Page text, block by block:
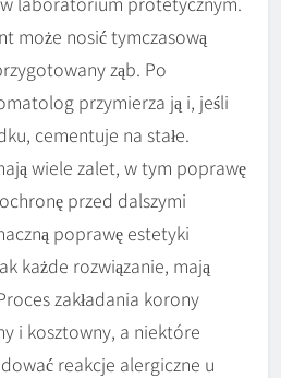
może nosić tymczasową
ząb. Po
przymierza ją i, jeśli
cementuje na stałe.
wiele zalet, w tym poprawę
przed dalszymi
poprawę estetyki
każde rozwiązanie, mają
zakładania korony
i kosztowny, a niektóre
reakcje alergiczne u